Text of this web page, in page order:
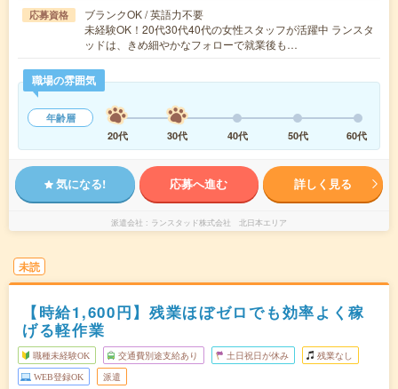
応募資格
ブランクOK / 英語力不要
未経験OK！20代30代40代の女性スタッフが活躍中 ランスタ
ッドは、きめ細やかなフォローで就業後も…
職場の雰囲気
年齢層
20代
30代 40代 50代 60代
気になる! 応募へ進む 詳しく見る
派遣会社 ランスタッド株式会社 北日本エリア
未読
【時給1,600円】残業ほぼゼロでも効率よく稼
げる軽作業
職種未経験OK 交通費別途支給あり 土日祝日が休み 残業なし
WEB登録OK 派遣